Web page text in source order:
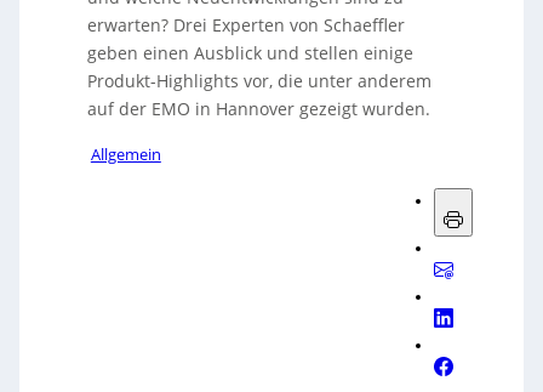
erwarten? Drei Experten von Schaeffler
geben einen Ausblick und stellen einige
Produkt-Highlights vor, die unter anderem
auf der EMO in Hannover gezeigt wurden.
Allgemein